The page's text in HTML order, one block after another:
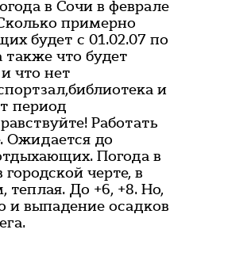
в Сочи в феврале
примерно
будет с 01.02.07 по
также что будет
что нет
и
период
Работать
Ожидается до
Погода в
городской черте, в
теплая. До +6, +8. Но,
и выпадение осадков